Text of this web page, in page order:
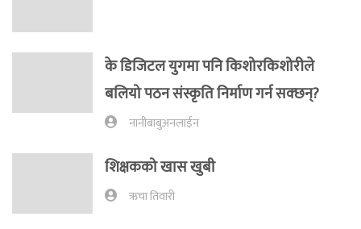
के डिजिटल युगमा पनि किशोरकिशोरीले
बलियो पठन संस्कृति निर्माण गर्न सक्छन्?
नानीबाबुअनलाईन
शिक्षकको खास खुबी
ऋचा तिवारी